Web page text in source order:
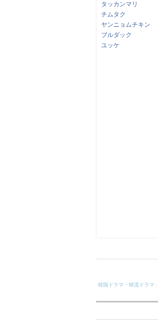
タッカンマリ
チムタク
ヤンニョムチキン
ブルダック
ユッケ
韓国ドラマ・韓流ドラマ